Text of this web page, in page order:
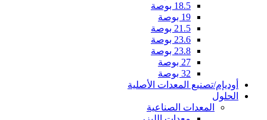
18.5 بوصة
19 بوصة
21.5 بوصة
23.6 بوصة
23.8 بوصة
27 بوصة
32 بوصة
أوديإم/تصنيع المعدات الأصلية
الحلول
المعدات الصناعية